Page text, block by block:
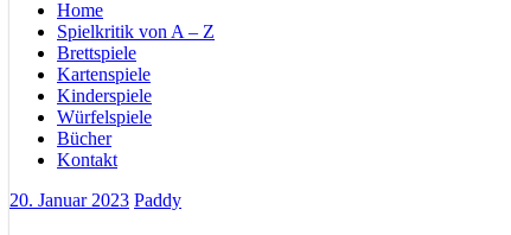
Home
Spielkritik von A – Z
Brettspiele
Kartenspiele
Kinderspiele
Würfelspiele
Bücher
Kontakt
20. Januar 2023 Paddy